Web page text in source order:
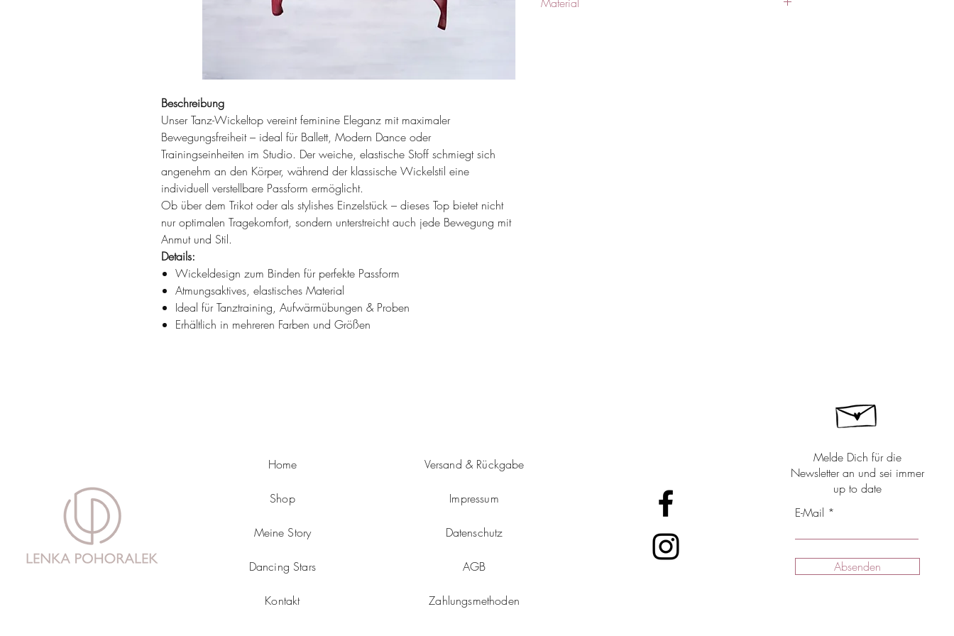
Beschreibung
Unser Tanz-Wickeltop vereint feminine Eleganz mit maximaler
Bewegungsfreiheit – ideal für Ballett, Modern Dance oder
Trainingseinheiten im Studio. Der weiche, elastische Stoff schmiegt sich
angenehm an den Körper, während der klassische Wickelstil eine
individuell verstellbare Passform ermöglicht.
Ob über dem Trikot oder als stylishes Einzelstück – dieses Top bietet nicht
nur optimalen Tragekomfort, sondern unterstreicht auch jede Bewegung mit
Anmut und Stil.
Details:
Wickeldesign zum Binden für perfekte Passform
Atmungsaktives, elastisches Material
Ideal für Tanztraining, Aufwärmübungen & Proben
Erhältlich in mehreren Farben und Größen
Material
Home
Shop
Meine Story
Dancing Stars
Kontakt
Versand & Rückgabe
Impressum
Datenschutz
AGB
Zahlungsmethoden
Melde Dich für die
Newsletter an und sei immer
up to date
E-Mail
Absenden